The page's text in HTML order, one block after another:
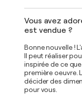
Vous avez
est vendue ?
Bonne nouvelle !
Il peut réaliser
inspirée de ce
première oeuvre.
décider des
pour vous.